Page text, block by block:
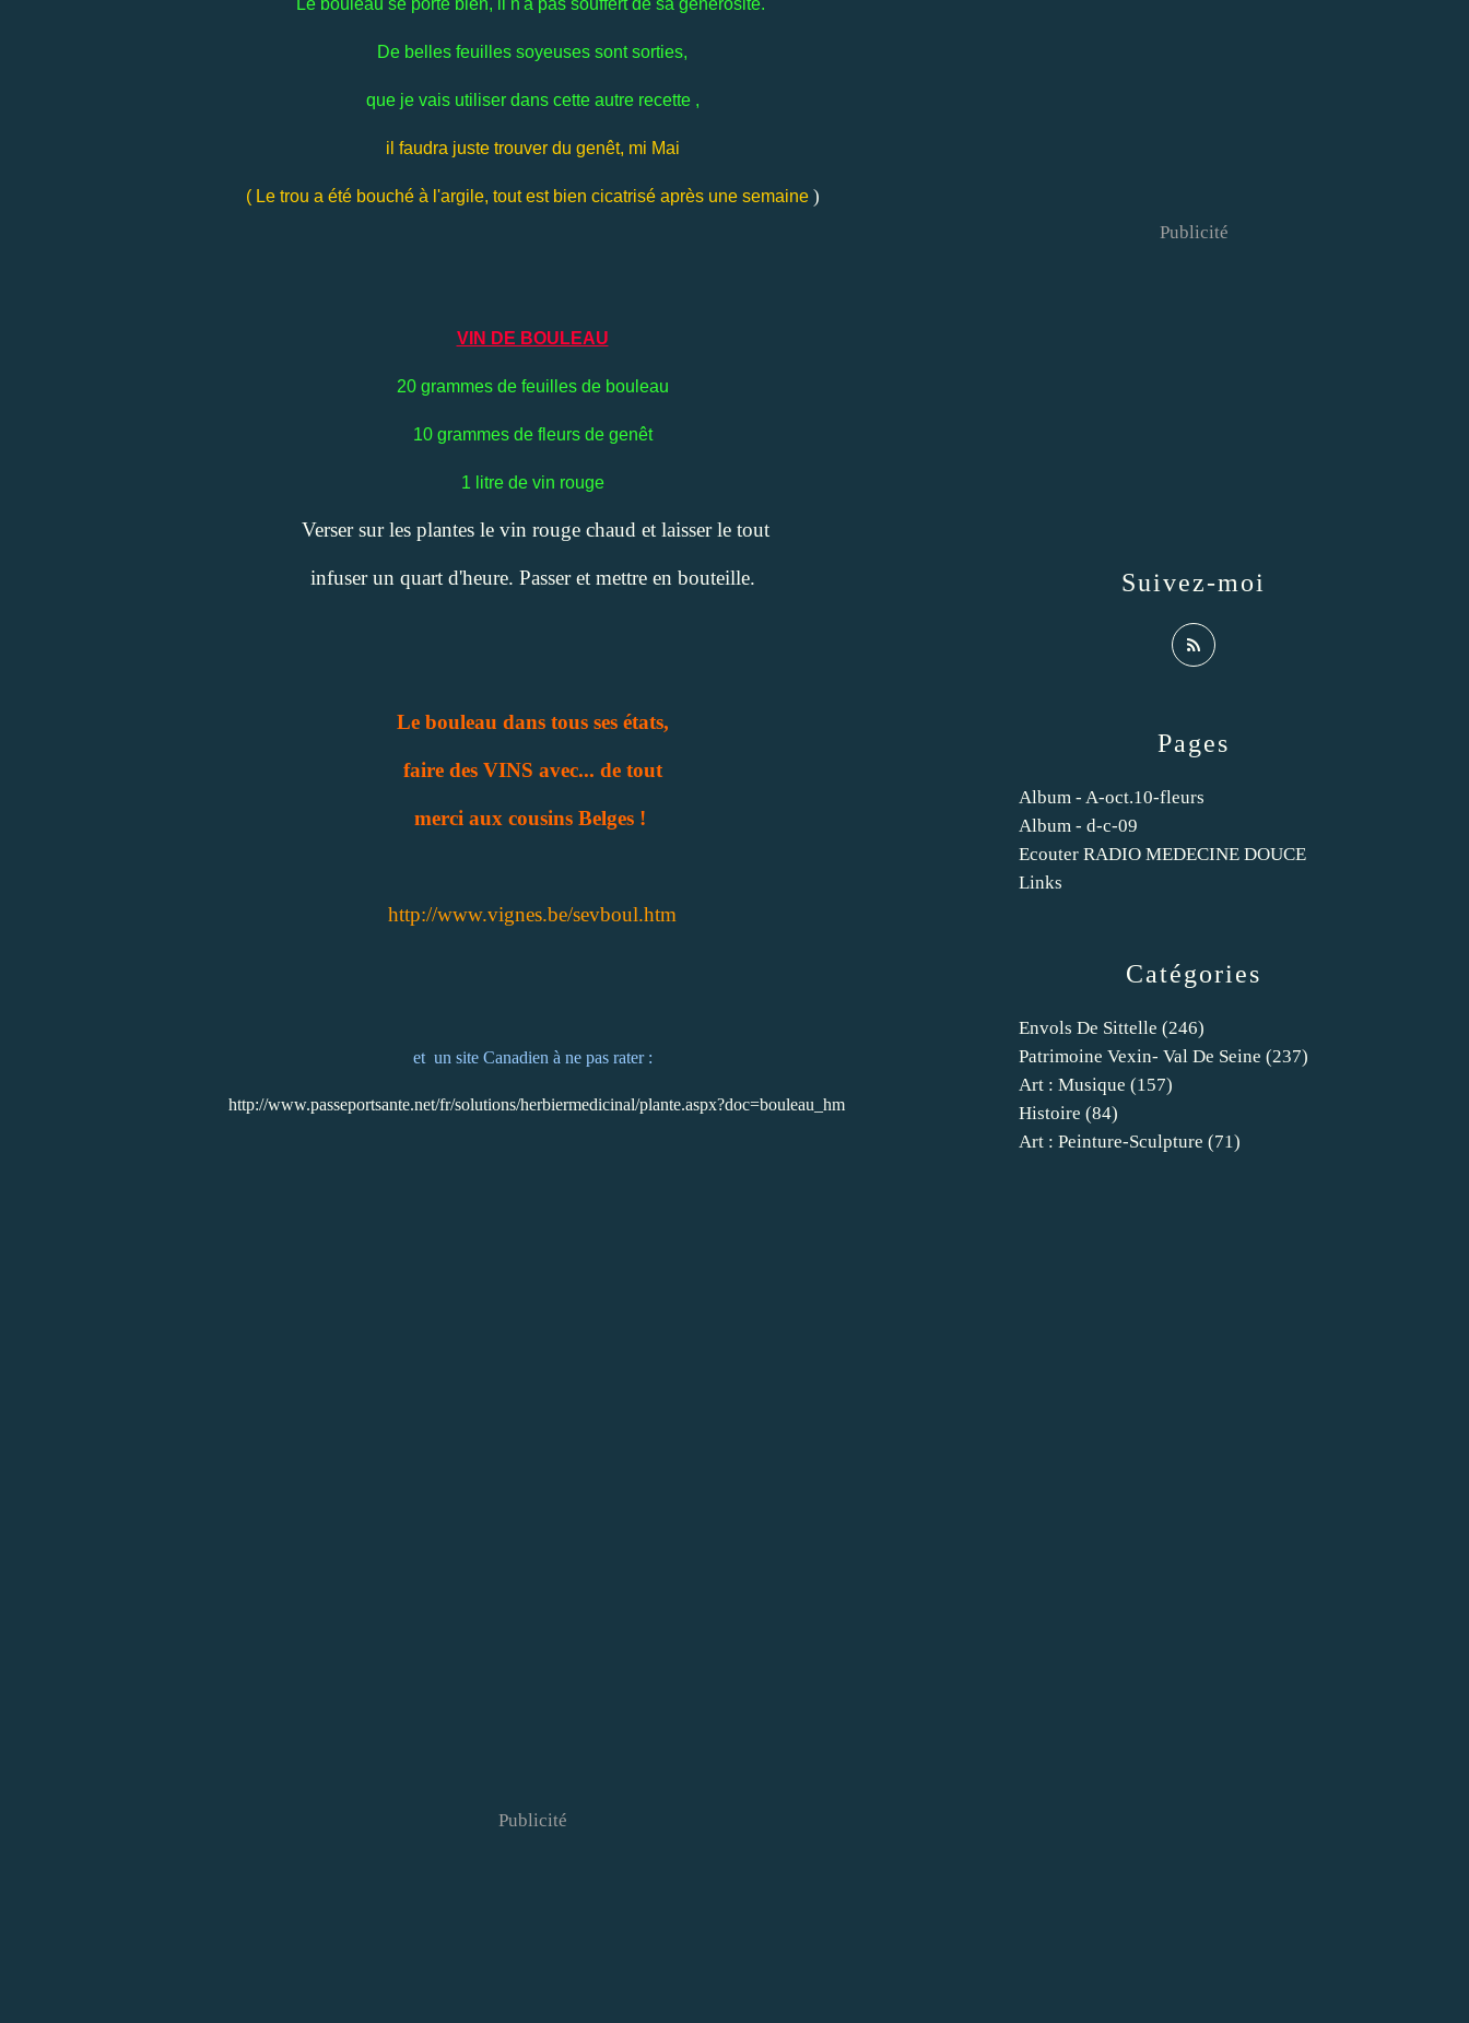
De belles feuilles soyeuses sont sorties,
que je vais utiliser dans cette autre recette ,
il faudra juste trouver du genêt, mi Mai
( Le trou a été bouché à l'argile, tout est bien cicatrisé après une semaine)
VIN DE BOULEAU
20 grammes de feuilles de bouleau
10 grammes de fleurs de genêt
1 litre de vin rouge
Verser sur les plantes le vin rouge chaud et laisser le tout
infuser un quart d'heure. Passer et mettre en bouteille.
Le bouleau dans tous ses états,
faire des VINS avec... de tout
merci aux cousins Belges !
http://www.vignes.be/sevboul.htm
et un site Canadien à ne pas rater :
http://www.passeportsante.net/fr/solutions/herbiermedicinal/plante.aspx?doc=bouleau_hm
Publicité
Catégories
Envols De Sittelle (246)
Patrimoine Vexin- Val De Seine (237)
Art : Musique (157)
Histoire (84)
Art : Peinture-Sculpture (71)
Pages
Album - A-oct.10-fleurs
Album - d-c-09
Ecouter RADIO MEDECINE DOUCE
Links
Suivez-moi
Publicité